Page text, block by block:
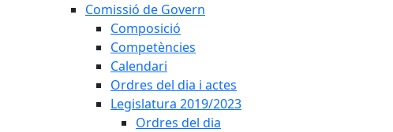
Comissió de Govern
Composició
Competències
Calendari
Ordres del dia i actes
Legislatura 2019/2023
Ordres del dia